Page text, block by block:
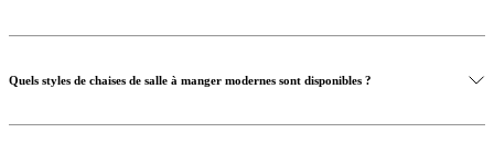
Quels styles de chaises de salle à manger modernes sont disponibles ?